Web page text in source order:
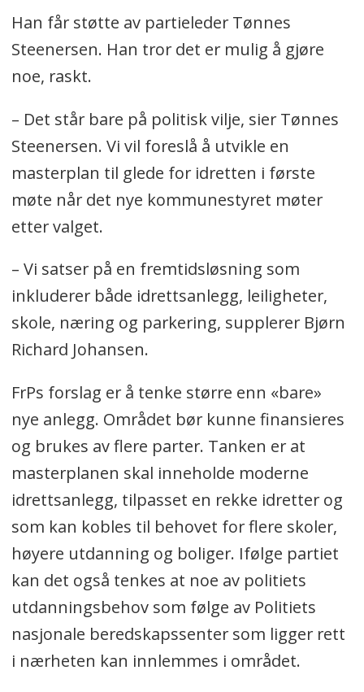
Han får støtte av partieleder Tønnes
Steenersen. Han tror det er mulig å gjøre
noe, raskt.
– Det står bare på politisk vilje, sier Tønnes
Steenersen. Vi vil foreslå å utvikle en
masterplan til glede for idretten i første
møte når det nye kommunestyret møter
etter valget.
– Vi satser på en fremtidsløsning som
inkluderer både idrettsanlegg, leiligheter,
skole, næring og parkering, supplerer Bjørn
Richard Johansen.
FrPs forslag er å tenke større enn «bare»
nye anlegg. Området bør kunne finansieres
og brukes av flere parter. Tanken er at
masterplanen skal inneholde moderne
idrettsanlegg, tilpasset en rekke idretter og
som kan kobles til behovet for flere skoler,
høyere utdanning og boliger. Ifølge partiet
kan det også tenkes at noe av politiets
utdanningsbehov som følge av Politiets
nasjonale beredskapssenter som ligger rett
i nærheten kan innlemmes i området.